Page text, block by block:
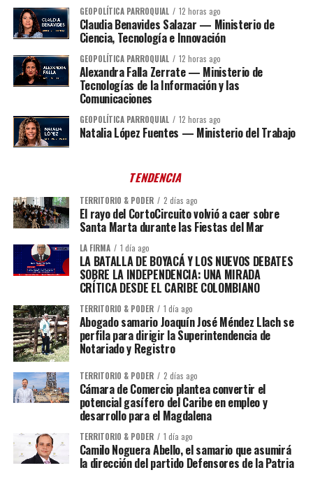
GEOPOLÍTICA PARROQUIAL 12 horas ago
Claudia Benavides Salazar — Ministerio de
Ciencia, Tecnología e Innovación
GEOPOLÍTICA PARROQUIAL 12 horas ago
Alexandra Falla Zerrate — Ministerio de
Tecnologías de la Información y las
Comunicaciones
GEOPOLÍTICA PARROQUIAL 12 horas ago
Natalia López Fuentes — Ministerio del Trabajo
TENDENCIA
TERRITORIO & PODER 2 días ago
El rayo del CortoCircuito volvió a caer sobre
Santa Marta durante las Fiestas del Mar
LA FIRMA 1 día ago
LA BATALLA DE BOYACÁ Y LOS NUEVOS DEBATES
SOBRE LA INDEPENDENCIA: UNA MIRADA
CRÍTICA DESDE EL CARIBE COLOMBIANO
TERRITORIO & PODER 1 día ago
Abogado samario Joaquín José Méndez Llach se
perfila para dirigir la Superintendencia de
Notariado y Registro
TERRITORIO & PODER 2 días ago
Cámara de Comercio plantea convertir el
potencial gasífero del Caribe en empleo y
desarrollo para el Magdalena
TERRITORIO & PODER 1 día ago
Camilo Noguera Abello, el samario que asumirá
la dirección del partido Defensores de la Patria